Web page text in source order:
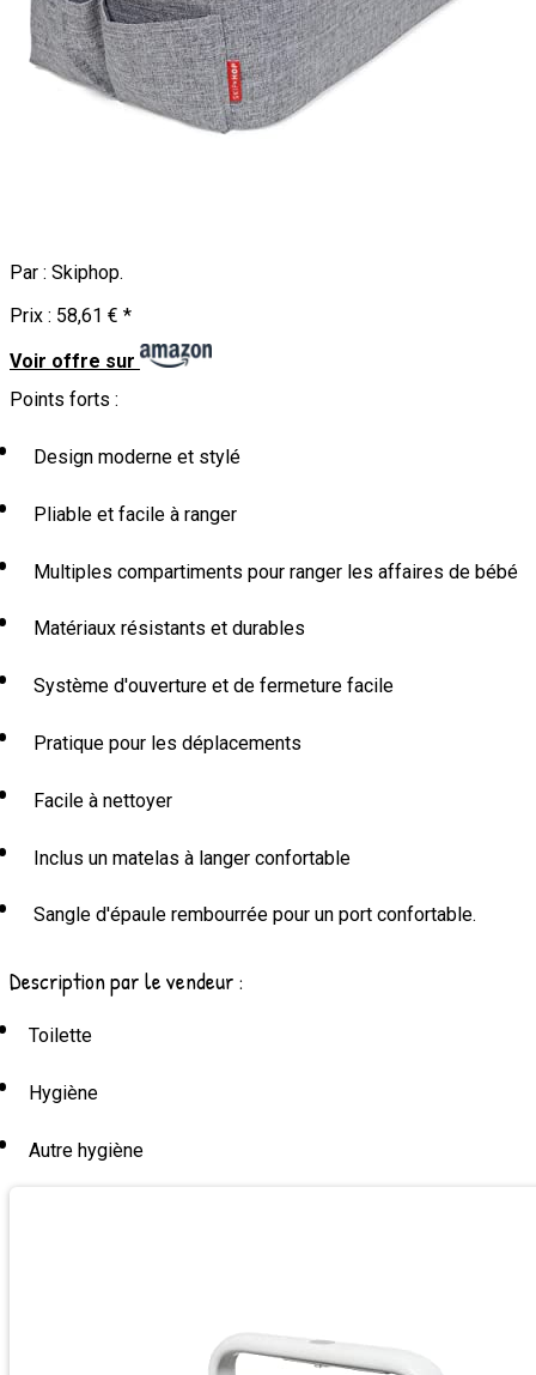
Par : Skiphop.
Prix : 58,61 € *
Voir offre sur
Points forts :
Design moderne et stylé
Pliable et facile à ranger
Multiples compartiments pour ranger les affaires de bébé
Matériaux résistants et durables
Système d'ouverture et de fermeture facile
Pratique pour les déplacements
Facile à nettoyer
Inclus un matelas à langer confortable
Sangle d'épaule rembourrée pour un port confortable.
Description par le vendeur :
Toilette
Hygiène
Autre hygiène